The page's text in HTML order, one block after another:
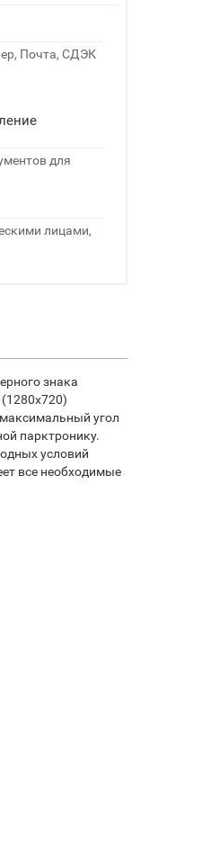
Почта, СДЭК
для
лицами,
знака
угол
парктронику.
условий
все необходимые